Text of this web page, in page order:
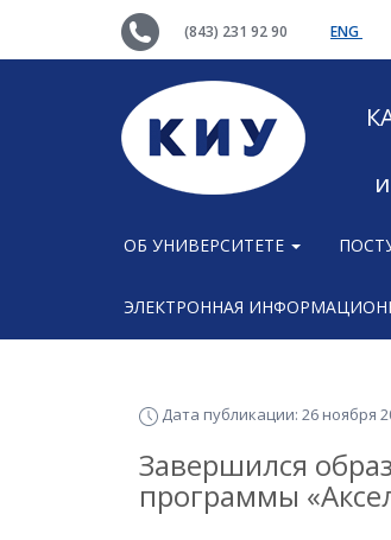
(843) 231 92 90 ENG
ОБ УНИВЕРСИТЕТЕ
ЭЛЕКТРОННАЯ
Дата публикации: 26 ноября
Завершился
программы